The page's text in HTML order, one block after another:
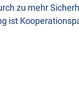
zu mehr
ist